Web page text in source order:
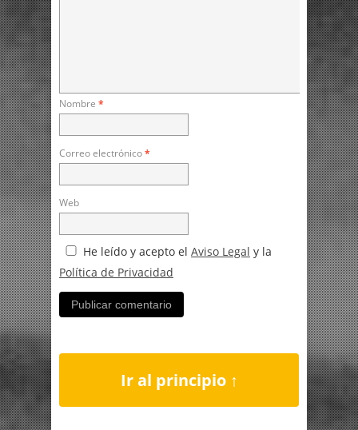
Nombre *
Correo electrónico*
Web
He leído y acepto el Aviso Legal y la
Política de Privacidad
Ir al principio ↑